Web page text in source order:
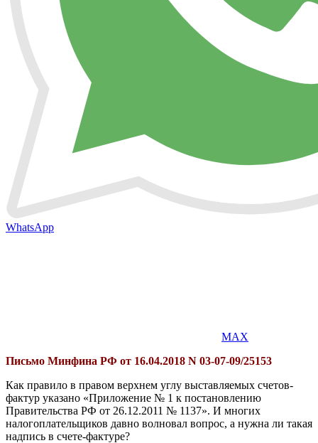
WhatsApp
MAX
Письмо Минфина РФ от 16.04.2018 N 03-07-09/25153
Как правило в правом верхнем углу выставляемых счетов-
фактур указано «Приложение № 1 к постановлению
Правительства РФ от 26.12.2011 № 1137». И многих
налогоплательщиков давно волновал вопрос, а нужна ли такая
надпись в счете-фактуре?